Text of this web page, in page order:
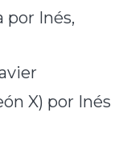
por Inés,
X) por Inés